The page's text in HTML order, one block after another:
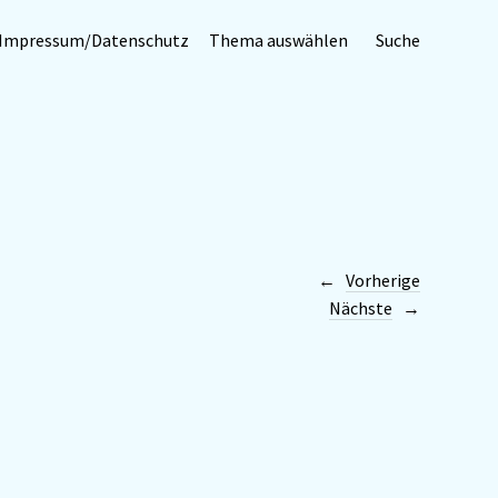
Impressum/Datenschutz Thema auswählen Suche
Vorherige
Nächste